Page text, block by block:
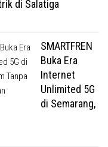
di Salatiga
SMARTFREN
Buka Era
Internet
Unlimited 5G
di Semarang,